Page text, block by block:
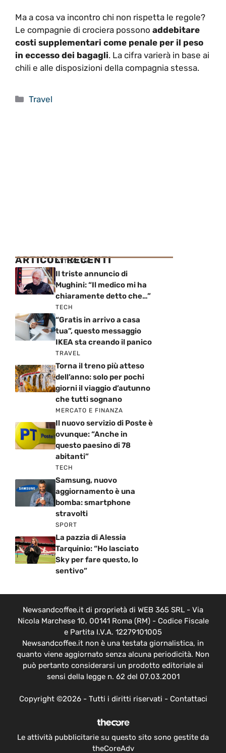
Ma a cosa va incontro chi non rispetta le regole?
Le compagnie di crociera possono addebitare
costi supplementari come penale per il peso
in eccesso dei bagagli. La cifra varierà in base ai
chili e alle disposizioni della compagnia stessa.
Categorie
Travel
ARTICOLI RECENTI
ATTUALITÀ
Il triste annuncio di
Mughini: “Il medico mi ha
chiaramente detto che…”
TECH
“Gratis in arrivo a casa
tua”, questo messaggio
IKEA sta creando il panico
TRAVEL
Torna il treno più atteso
dell’anno: solo per pochi
giorni il viaggio d’autunno
che tutti sognano
MERCATO E FINANZA
Il nuovo servizio di Poste è
ovunque: “Anche in
questo paesino di 78
abitanti”
TECH
Samsung, nuovo
aggiornamento è una
bomba: smartphone
stravolti
SPORT
La pazzia di Alessia
Tarquinio: “Ho lasciato
Sky per fare questo, lo
sentivo”
Newsandcoffee.it di proprietà di WEB 365 SRL - Via
Nicola Marchese 10, 00141 Roma (RM) - Codice Fiscale
e Partita I.V.A. 12279101005
Newsandcoffee.it non è una testata giornalistica, in
quanto viene aggiornato senza alcuna periodicità. Non
può pertanto considerarsi un prodotto editoriale ai
sensi della legge n. 62 del 07.03.2001
Copyright ©2026 - Tutti i diritti riservati - Contattaci
Le attività pubblicitarie su questo sito sono gestite da
theCoreAdv